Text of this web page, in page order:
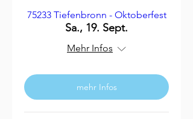
75233 Tiefenbronn - Oktoberfest
Sa., 19. Sept.
Mehr Infos
mehr Infos